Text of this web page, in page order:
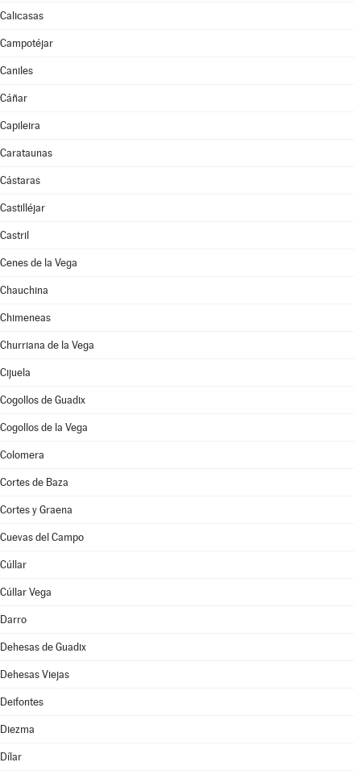
Calicasas
Campotéjar
Caniles
Cáñar
Capileira
Carataunas
Cástaras
Castilléjar
Castril
Cenes de la Vega
Chauchina
Chimeneas
Churriana de la Vega
Cijuela
Cogollos de Guadix
Cogollos de la Vega
Colomera
Cortes de Baza
Cortes y Graena
Cuevas del Campo
Cúllar
Cúllar Vega
Darro
Dehesas de Guadix
Dehesas Viejas
Deifontes
Diezma
Dílar